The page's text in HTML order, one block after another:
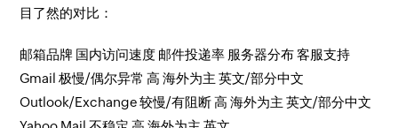
目了然的对比：
邮箱品牌 国内访问速度 邮件投递率 服务器分布 客服支持
Gmail 极慢/偶尔异常 高 海外为主 英文/部分中文
Outlook/Exchange 较慢/有阻断 高 海外为主 英文/部分中文